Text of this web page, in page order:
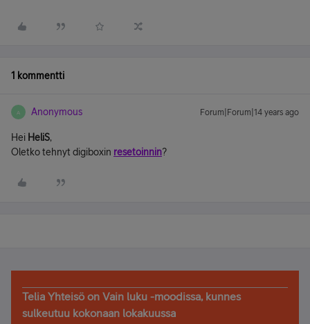
1 kommentti
A Anonymous Forum|Forum|14 years ago
Hei HeliS,
Oletko tehnyt digiboxin resetoinnin?
Telia Yhteisö on Vain luku -moodissa, kunnes
sulkeutuu kokonaan lokakuussa